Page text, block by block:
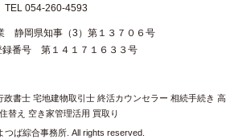
TEL 054-260-4593
静岡県知事（3）第１３７０６号
録番号 第１４１７１６３３号
書士 宅地建物取引士 終活カウンセラー 相続手続き 高
替え 空き家管理活用 買取り
つば綜合事務所. All rights reserved.